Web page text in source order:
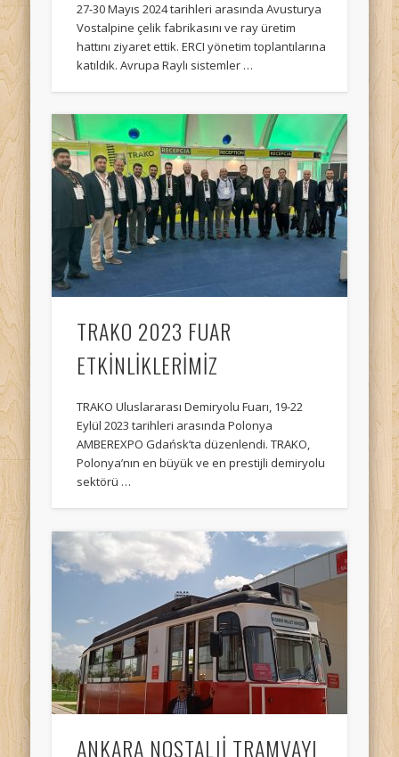
27-30 Mayıs 2024 tarihleri arasında Avusturya
Vostalpine çelik fabrikasını ve ray üretim
hattını ziyaret ettik. ERCI yönetim toplantılarına
katıldık. Avrupa Raylı sistemler …
TRAKO 2023 FUAR
ETKİNLİKLERİMİZ
TRAKO Uluslararası Demiryolu Fuarı, 19-22
Eylül 2023 tarihleri arasında Polonya
AMBEREXPO Gdańsk’ta düzenlendi. TRAKO,
Polonya’nın en büyük ve en prestijli demiryolu
sektörü …
ANKARA NOSTALJİ TRAMVAYI